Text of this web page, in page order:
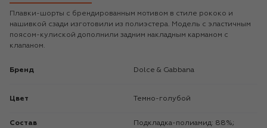
Плавки-шорты с брендированным мотивом в стиле рококо и
нашивкой сзади изготовили из полиэстера. Модель с эластичным
поясом-кулиской дополнили задним накладным карманом с
клапаном.
Бренд Dolce & Gabbana
Цвет Темно-голубой
Состав
Подкладка-полиамид: 88%;